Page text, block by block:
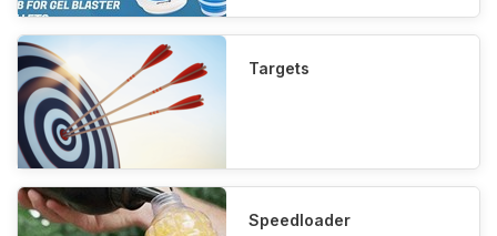
Targets
Speedloader